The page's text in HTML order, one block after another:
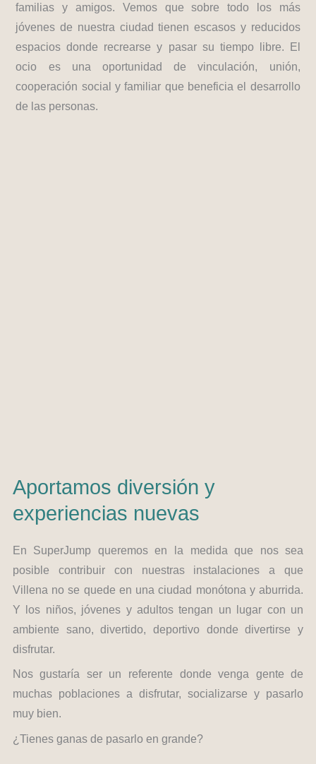
familias y amigos. Vemos que sobre todo los más
jóvenes de nuestra ciudad tienen escasos y reducidos
espacios donde recrearse y pasar su tiempo libre. El
ocio es una oportunidad de vinculación, unión,
cooperación social y familiar que beneficia el desarrollo
de las personas.
Aportamos diversión y
experiencias nuevas
En SuperJump queremos en la medida que nos sea
posible contribuir con nuestras instalaciones a que
Villena no se quede en una ciudad monótona y aburrida.
Y los niños, jóvenes y adultos tengan un lugar con un
ambiente sano, divertido, deportivo donde divertirse y
disfrutar.
Nos gustaría ser un referente donde venga gente de
muchas poblaciones a disfrutar, socializarse y pasarlo
muy bien.
¿Tienes ganas de pasarlo en grande?